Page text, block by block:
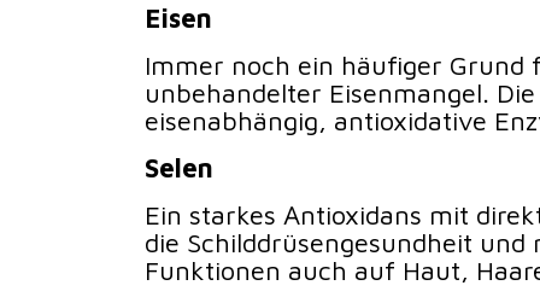
Eisen
Immer noch ein häufiger Grund
unbehandelter Eisenmangel.
eisenabhängig, antioxidative
Selen
Ein starkes Antioxidans mit
die Schilddrüsengesundheit und
Funktionen auch auf Haut,